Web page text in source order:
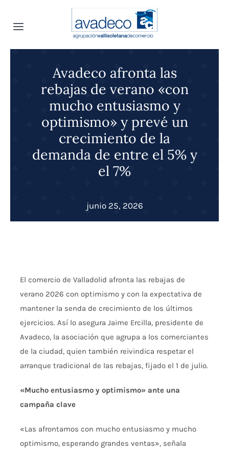
Toggle
Navigation
INFOavadeco
Quiénes somos
Convenio Colectivo
Transparencia
Proyectos
CÓMO ASOCIARSE
Avadeco afronta las
rebajas de verano «con
mucho entusiasmo y
optimismo» y prevé un
crecimiento de la
demanda de entre el 5% y
el 7%
junio 25, 2026
El comercio de Valladolid afronta las rebajas de
verano 2026 con optimismo y con la expectativa de
mantener la senda de crecimiento de los últimos
ejercicios. Así lo asegura Jaime Ercilla, presidente de
Avadeco, la asociación que agrupa a los comerciantes
de la ciudad, quien también reivindica respetar el
arranque tradicional de las rebajas, fijado el 1 de julio.
«Mucho entusiasmo y optimismo» ante una
campaña clave
«Las afrontamos con mucho entusiasmo y mucho
optimismo, esperando grandes ventas», señala